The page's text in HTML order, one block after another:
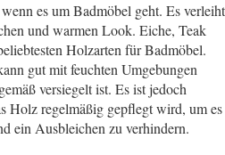
es um Badmöbel geht. Es verleiht
und warmen Look. Eiche, Teak
Holzarten für Badmöbel.
gut mit feuchten Umgebungen
versiegelt ist. Es ist jedoch
Holz regelmäßig gepflegt wird, um es
ein Ausbleichen zu verhindern.